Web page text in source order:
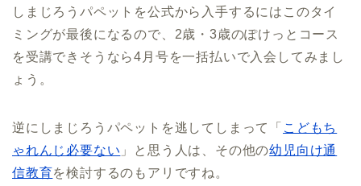
しまじろうパペットを公式から入手するにはこのタイ
ミングが最後になるので、2歳・3歳のぽけっとコース
を受講できそうなら4月号を一括払いで入会してみまし
ょう。
逆にしまじろうパペットを逃してしまって「 こどもち
ゃれんじ必要ない 」と思う人は、その他の幼児向け通
信教育を検討するのもアリですね。